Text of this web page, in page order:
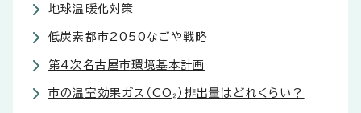
地球温暖化対策
低炭素都市2050なごや戦略
第4次名古屋市環境基本計画
市の温室効果ガス（CO₂）排出量はどれくらい？